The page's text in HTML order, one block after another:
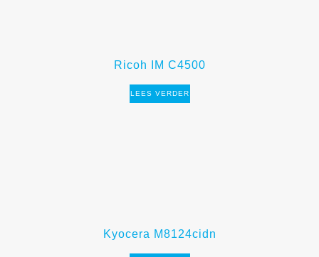
Ricoh IM C4500
LEES VERDER
Kyocera M8124cidn